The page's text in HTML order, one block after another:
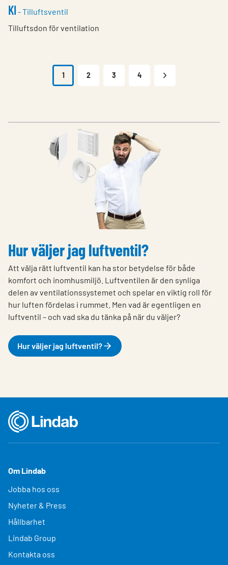
KI - Tilluftsventil
Tilluftsdon för ventilation
1 2 3 4
Hur väljer jag luftventil?
Att välja rätt luftventil kan ha stor betydelse för både
komfort och inomhusmiljö. Luftventilen är den synliga
delen av ventilationssystemet och spelar en viktig roll för
hur luften fördelas i rummet. Men vad är egentligen en
luftventil – och vad ska du tänka på när du väljer?
Hur väljer jag luftventil?
Om Lindab
Jobba hos oss
Nyheter & Press
Hållbarhet
Lindab Group
Kontakta oss